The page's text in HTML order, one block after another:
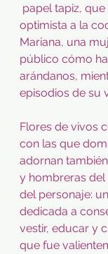
papel tapiz,
optimista a la
Mariana, una
público cómo
arándanos,
episodios de su
Flores de vivos
con las que
adornan
y hombreras
del personaje:
dedicada a
vestir, educar y
que fue